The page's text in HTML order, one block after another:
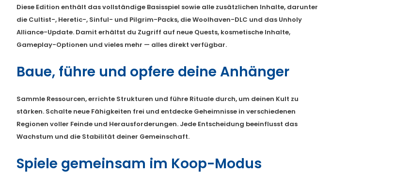
Diese Edition enthält das vollständige Basisspiel sowie alle zusätzlichen Inhalte, darunter
die Cultist-, Heretic-, Sinful- und Pilgrim-Packs, die Woolhaven-DLC und das Unholy
Alliance-Update. Damit erhältst du Zugriff auf neue Quests, kosmetische Inhalte,
Gameplay-Optionen und vieles mehr — alles direkt verfügbar.
Baue, führe und opfere deine Anhänger
Sammle Ressourcen, errichte Strukturen und führe Rituale durch, um deinen Kult zu
stärken. Schalte neue Fähigkeiten frei und entdecke Geheimnisse in verschiedenen
Regionen voller Feinde und Herausforderungen. Jede Entscheidung beeinflusst das
Wachstum und die Stabilität deiner Gemeinschaft.
Spiele gemeinsam im Koop-Modus